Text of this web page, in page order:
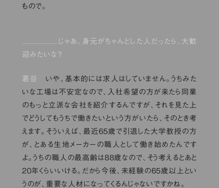
もので。
じゃあ、身元がちゃんとした人だったら、大歓
迎みたいな？
葛谷
いや、基本的には求人はしていません。うちみた
いな工場は不安定なので、入社希望の方が来たら同業
のもっと立派な会社を紹介するんですが、それを見た上
でどうしてもうちで働きたいという方がいたら、そのとき考
えます。そういえば、最近65歳で引退した大学教授の方
が、とある生地メーカーの職人として働き始めたんです
よ。うちの職人の最高齢は88歳なので、そう考えるとあと
20年くらいいける。だから今後、未経験の65歳以上とい
うのが、重要な人材になってくるんじゃないですかね。